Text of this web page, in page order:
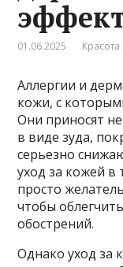
01.06.2025 Красота
Аллергии и
кожи, с
Они приносят
в виде зуда,
серьезно
уход за кожей в
просто
чтобы
обострений.
Однако уход за